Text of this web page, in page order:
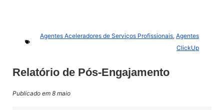
Agentes Aceleradores de Serviços Profissionais, Agentes
ClickUp
Relatório de Pós-Engajamento
Publicado em 8 maio